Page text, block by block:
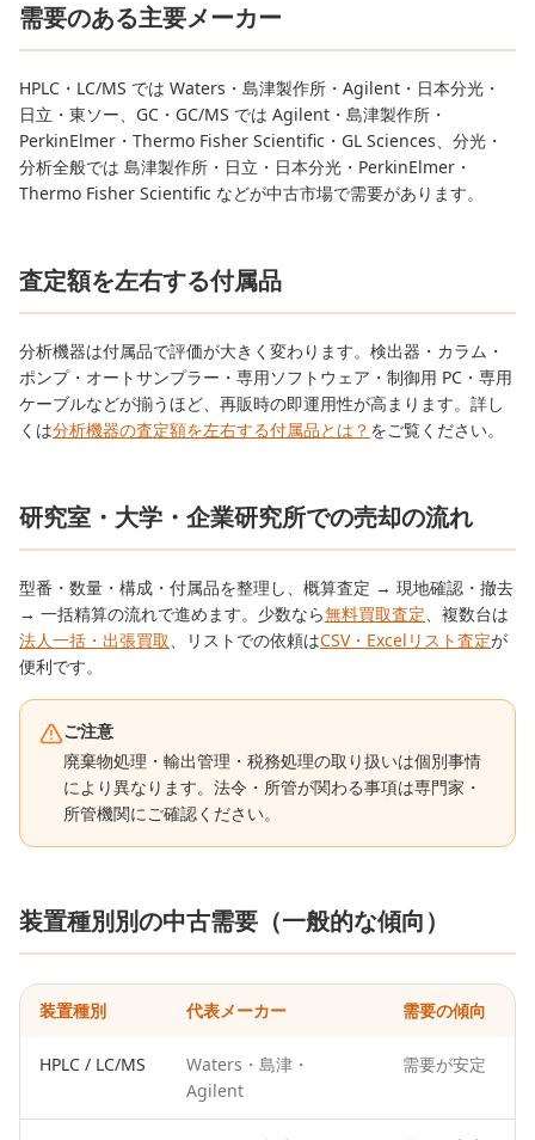
需要のある主要メーカー
HPLC・LC/MS では Waters・島津製作所・Agilent・日本分光・
日立・東ソー、GC・GC/MS では Agilent・島津製作所・
PerkinElmer・Thermo Fisher Scientific・GL Sciences、分光・
分析全般では 島津製作所・日立・日本分光・PerkinElmer・
Thermo Fisher Scientific などが中古市場で需要があります。
査定額を左右する付属品
分析機器は付属品で評価が大きく変わります。検出器・カラム・
ポンプ・オートサンプラー・専用ソフトウェア・制御用 PC・専用
ケーブルなどが揃うほど、再販時の即運用性が高まります。詳し
くは分析機器の査定額を左右する付属品とは？ をご覧ください。
研究室・大学・企業研究所での売却の流れ
型番・数量・構成・付属品を整理し、概算査定 → 現地確認・撤去
→ 一括精算の流れで進めます。少数なら無料買取査定、複数台は
法人一括・出張買取、リストでの依頼はCSV・Excelリスト査定が
便利です。
ご注意
廃棄物処理・輸出管理・税務処理の取り扱いは個別事情
により異なります。法令・所管が関わる事項は専門家・
所管機関にご確認ください。
装置種別別の中古需要（一般的な傾向）
装置種別 代表メーカー 需要の傾向
HPLC / LC/MS
Waters・島津・
Agilent
需要が安定